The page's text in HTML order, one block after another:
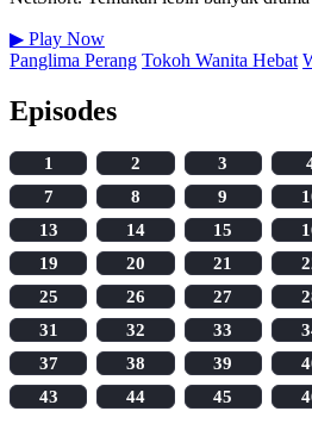
▶ Play Now
Panglima Perang Tokoh Wanita Hebat
Episodes
1 2 3
7
8 9
13
14 15
19
20 21
25
26 27
31
32 33
37
38 39
43
44 45